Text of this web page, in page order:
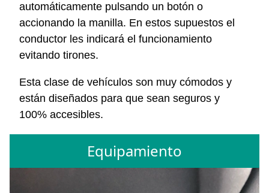
automáticamente pulsando un botón o
accionando la manilla. En estos supuestos el
conductor les indicará el funcionamiento
evitando tirones.
Esta clase de vehículos son muy cómodos y
están diseñados para que sean seguros y
100% accesibles.
Equipamiento